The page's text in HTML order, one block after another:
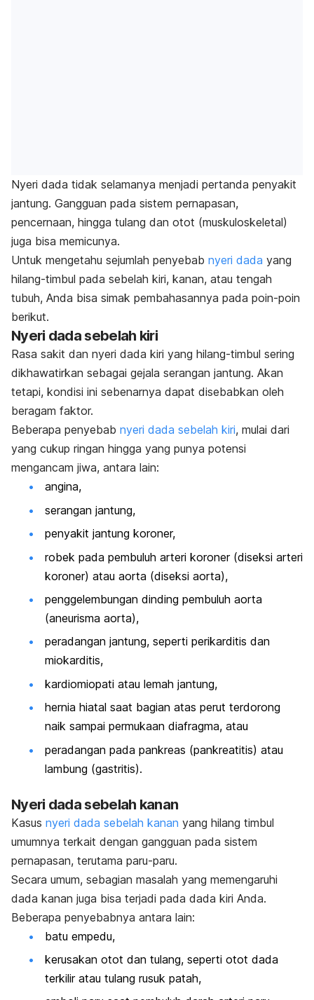
Nyeri dada tidak selamanya menjadi pertanda penyakit
jantung. Gangguan pada sistem pernapasan,
pencernaan, hingga tulang dan otot (muskuloskeletal)
juga bisa memicunya.
Untuk mengetahu sejumlah penyebab nyeri dada yang
hilang-timbul pada sebelah kiri, kanan, atau tengah
tubuh, Anda bisa simak pembahasannya pada poin-poin
berikut.
Nyeri dada sebelah kiri
Rasa sakit dan nyeri dada kiri yang hilang-timbul sering
dikhawatirkan sebagai gejala serangan jantung. Akan
tetapi, kondisi ini sebenarnya dapat disebabkan oleh
beragam faktor.
Beberapa penyebab nyeri dada sebelah kiri, mulai dari
yang cukup ringan hingga yang punya potensi
mengancam jiwa, antara lain:
angina,
serangan jantung,
penyakit jantung koroner,
robek pada pembuluh arteri koroner (diseksi arteri
koroner) atau aorta (diseksi aorta),
penggelembungan dinding pembuluh aorta
(aneurisma aorta),
peradangan jantung, seperti perikarditis dan
miokarditis,
kardiomiopati atau lemah jantung,
hernia hiatal saat bagian atas perut terdorong
naik sampai permukaan diafragma, atau
peradangan pada pankreas (pankreatitis) atau
lambung (gastritis).
Nyeri dada sebelah kanan
Kasus nyeri dada sebelah kanan yang hilang timbul
umumnya terkait dengan gangguan pada sistem
pernapasan, terutama paru-paru.
Secara umum, sebagian masalah yang memengaruhi
dada kanan juga bisa terjadi pada dada kiri Anda.
Beberapa penyebabnya antara lain:
batu empedu,
kerusakan otot dan tulang, seperti otot dada
terkilir atau tulang rusuk patah,